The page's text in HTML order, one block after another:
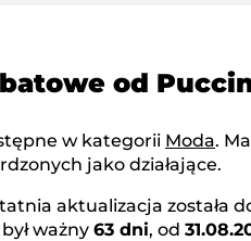
od
w kategorii Moda.
jako działające.
aktualizacja została
ważny 63 dni, od